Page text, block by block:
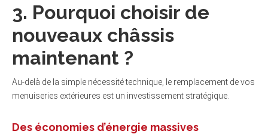
3. Pourquoi choisir de
nouveaux châssis
maintenant ?
Au-delà de la simple nécessité technique, le remplacement de vos
menuiseries extérieures est un investissement stratégique.
Des économies d’énergie massives